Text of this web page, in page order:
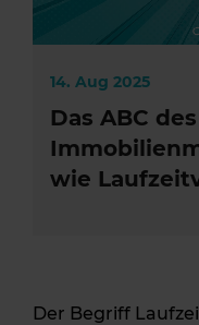
14. Aug 2025
Das ABC des
wie
Der Begriff